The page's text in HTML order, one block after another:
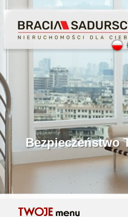
Profesjonalne
Bezpieczeństwo
Licencjonowani
Gwarancja